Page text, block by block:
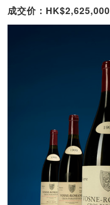
成交价：HK$2,625,000